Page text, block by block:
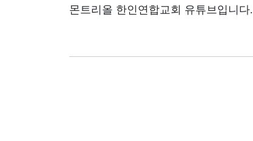
몬트리올 한인연합교회 유튜브입니다.